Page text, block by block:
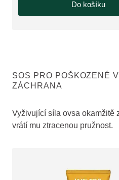
Do košíku
SOS PRO POŠKOZENÉ
ZÁCHRANA
Vyživující síla ovsa okamžitě
vrátí mu ztracenou pružnost.